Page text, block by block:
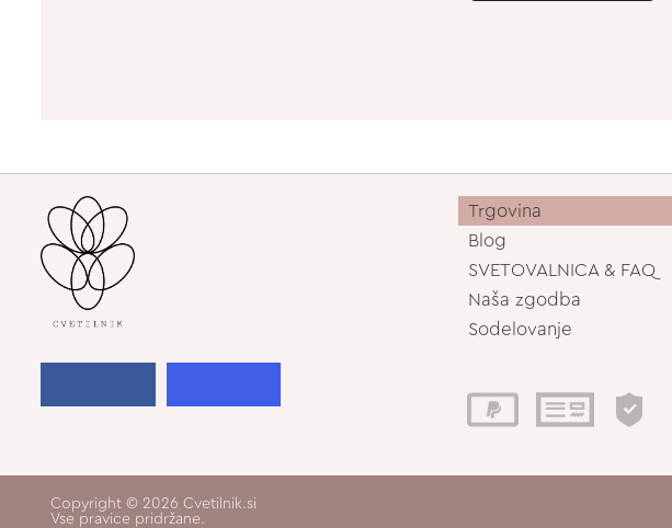
Trgovina
Blog
SVETOVALNICA & FAQ
Naša zgodba
Sodelovanje
Copyright © 2026 Cvetilnik.si
Vse pravice pridržane.